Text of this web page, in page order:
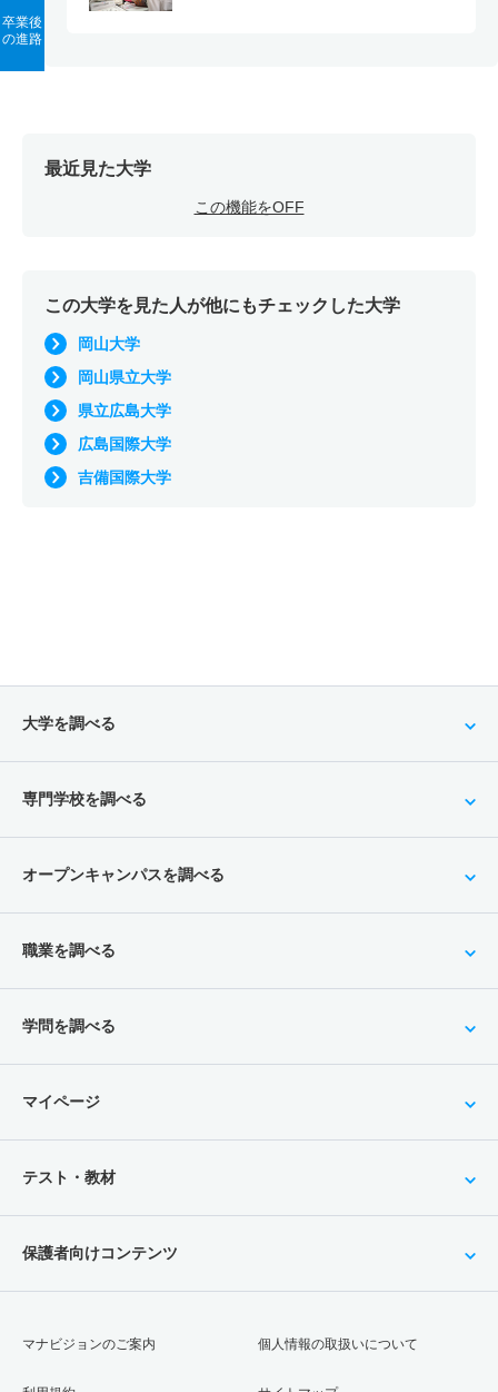
卒業後
の進路
最近見た大学
この機能をOFF
この大学を見た人が他にもチェックした大学
岡山大学
岡山県立大学
県立広島大学
広島国際大学
吉備国際大学
大学を調べる
専門学校を調べる
オープンキャンパスを調べる
職業を調べる
学問を調べる
マイページ
テスト・教材
保護者向けコンテンツ
マナビジョンのご案内 個人情報の取扱いについて